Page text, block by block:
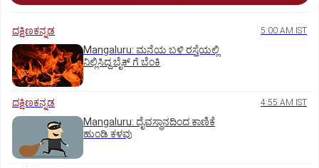
ದಕ್ಷಿಣಕನ್ನಡ 5:00 AM IST
Mangaluru: ಮನೆಯ ಬಳಿ ರಸ್ತೆಯಲ್ಲಿ
ನಿಲ್ಲಿಸಿದ್ದ ಬೈಕ್ ಗೆ ಬೆಂಕಿ
ದಕ್ಷಿಣಕನ್ನಡ 4:55 AM IST
Mangaluru: ದೈವಸ್ಥಾನದಿಂದ ಕಾಣಿಕೆ
ಹುಂಡಿ ಕಳವು